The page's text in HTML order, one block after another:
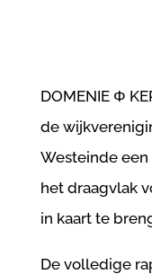
DOMENIE Φ
de
Westeinde
het draagvlak
in kaart te
De volledige